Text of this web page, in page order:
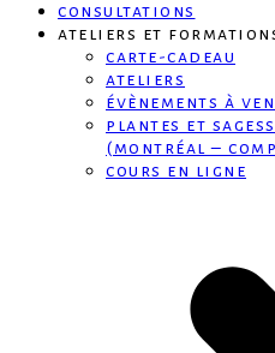
consultations
ateliers et
carte-cadeau
ateliers
évènements à
plantes et
(montréal –
cours en ligne